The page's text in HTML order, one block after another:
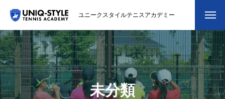
ユニークスタイルテニスアカデミー
初めての方
システム・クラス・料金
スクール紹介・コーチ紹介未分類